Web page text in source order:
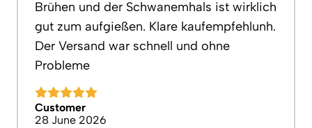
Brühen und der Schwanemhals ist wirklich
gut zum aufgießen. Klare kaufempfehlunh.
Der Versand war schnell und ohne
Probleme
Customer
28 June 2026